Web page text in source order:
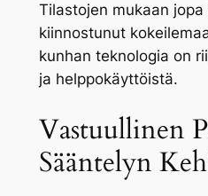
Tilastojen mukaan
kiinnostunut
kunhan teknologia on
ja helppokäyttöistä.
Vastuullinen
Sääntelyn